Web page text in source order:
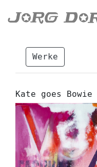
Werke
Kate goes Bowie